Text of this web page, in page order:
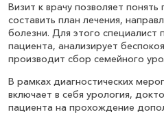
Визит к врачу позволяет
составить план лечения,
болезни. Для этого
пациента, анализирует
производит сбор семейного
В рамках диагностических
включает в себя урология,
пациента на прохождение